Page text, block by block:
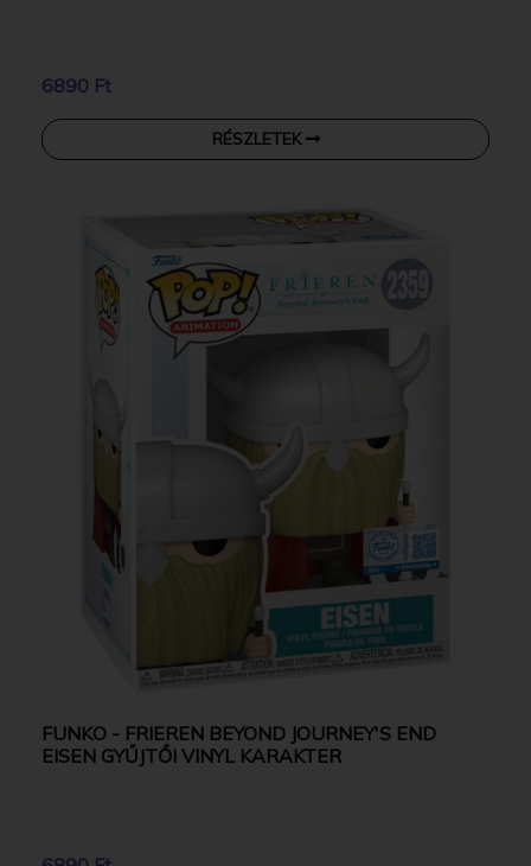
6890 Ft
RÉSZLETEK
FUNKO - FRIEREN BEYOND JOURNEY'S END
EISEN GYŰJTŐI VINYL KARAKTER